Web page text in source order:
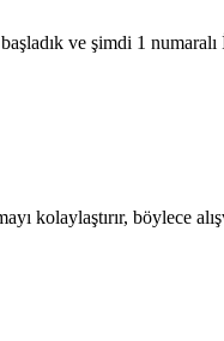
ve şimdi 1 numaralı
kolaylaştırır, böylece